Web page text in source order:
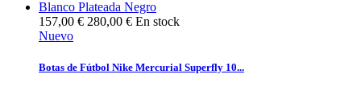
157,00 € 280,00 € En stock
Nuevo
Botas de Fútbol Nike Mercurial Superfly 10...